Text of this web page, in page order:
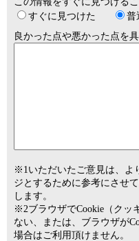
すぐに見つけた
普
良かった点や悪かった点を
※1いただいたご意見は、よ
ジとするために参考にさせ
します。
※2ブラウザでCookie（クッ
ない、または、ブラウザが
場合はご利用頂けません。